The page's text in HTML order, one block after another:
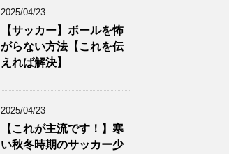
2025/04/23
【サッカー】ボールを怖
がらない方法【これを伝
えれば解決】
2025/04/23
【これが主流です！】寒
い秋冬時期のサッカー少